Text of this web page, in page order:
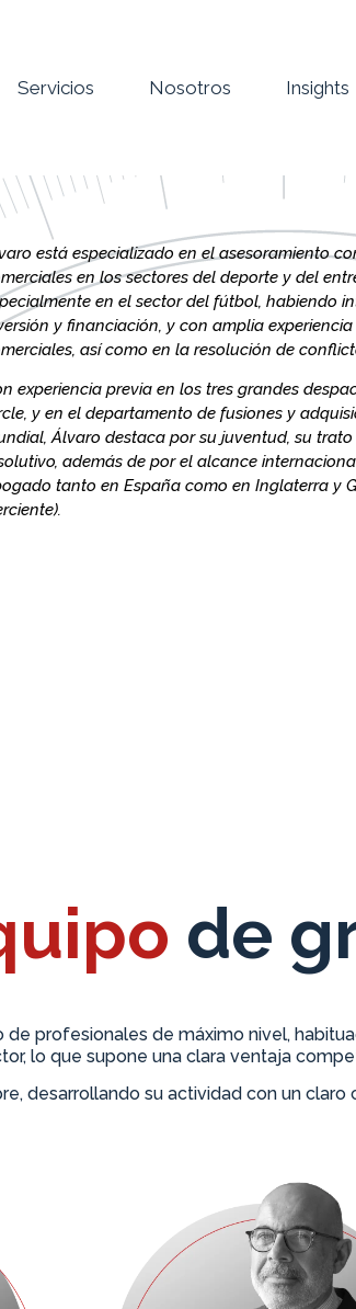
Servicios Nosotros Insights
está especializado en el asesoramiento
en los sectores del deporte y del
en el sector del fútbol, habiendo
y financiación, y con amplia
así como en la resolución de
experiencia previa en los tres grandes
y en el departamento de fusiones y
Álvaro destaca por su juventud, su
además de por el alcance
tanto en España como en Inglaterra y
de
de profesionales de máximo nivel,
lo que supone una clara ventaja
desarrollando su actividad con un